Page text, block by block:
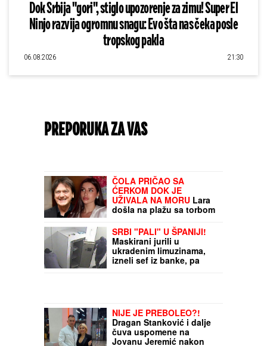
Dok Srbija "gori", stiglo upozorenje za zimu! Super El
Ninjo razvija ogromnu snagu: Evo šta nas čeka posle
tropskog pakla
06.08.2026 21:30
PREPORUKA ZA VAS
ČOLA PRIČAO SA
ĆERKOM DOK JE
UŽIVALA NA MORU Lara
došla na plažu sa torbom
od 1.500 eura, a evo kako
je reagovala na poziv oca
SRBI "PALI" U ŠPANIJI!
Maskirani jurili u
ukradenim limuzinama,
izneli sef iz banke, pa
dolijali u MEGA-AKCIJI
NIJE JE PREBOLEO?!
Dragan Stanković i dalje
čuva uspomene na
Jovanu Jeremić nakon